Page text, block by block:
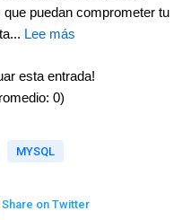
puedan comprometer tu
Lee más
esta entrada!
0)
MYSQL
Share on Twitter